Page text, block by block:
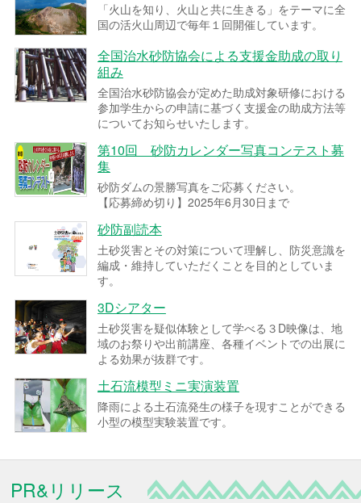
「火山を知り、火山と共に生きる」をテーマに全
国の活火山周辺で毎年１回開催しています。
全国治水砂防協会による支援金助成の取り
組み
全国治水砂防協会が定めた助成対象研修における
参加学生からの申請に基づく支援金の助成方法等
についてお知らせいたします。
第10回 砂防カレンダー写真コンテスト募
集
砂防ダムの景勝写真をご応募ください。
【応募締め切り】2025年6月30日まで
砂防副読本
土砂災害とその対策について理解し、防災意識を
編成・維持していただくことを目的としていま
す。
3Dシアター
土砂災害を疑似体験として学べる３D映像は、地
域のお祭りや出前講座、各種イベントでの出展に
よる効果が抜群です。
土石流模型ミニ実演装置
降雨による土石流発生の様子を現すことができる
小型の模型実験装置です。
PR&リリース